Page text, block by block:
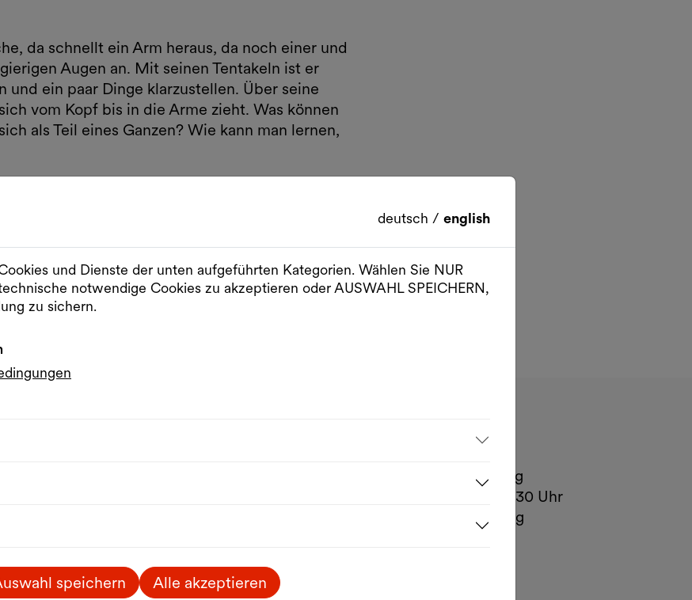
da schnellt ein Arm heraus, da noch einer und
Augen an. Mit seinen Tentakeln ist er
und ein paar Dinge klarzustellen. Über seine
vom Kopf bis in die Arme zieht. Was können
als Teil eines Ganzen? Wie kann man lernen,
und einen Oktopus, den das Kollektiv
ins MuseumsQuartier platziert. Anders als
Kunst und Zuschauenden zieht, begegnet in
dem faszinierenden Meeresbewohner, trifft
die über das Leben philosophiert und Fragen
Mo.– Di., 1h vor Vorstellung
Mi. – Fr., Kassa 16:30 – 18:30 Uhr
Sa. – So., 1h vor Vorstellung
deutsch / english
und Dienste der unten aufgeführten Kategorien. Wählen Sie NUR
notwendige Cookies zu akzeptieren oder AUSWAHL SPEICHERN,
zu sichern.
speichern Alle akzeptieren